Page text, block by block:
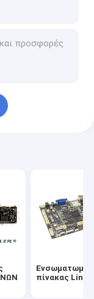
πίνακας Linux